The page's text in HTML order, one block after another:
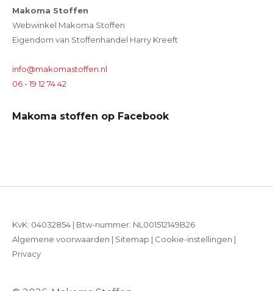
Makoma Stoffen
Webwinkel Makoma Stoffen
Eigendom van Stoffenhandel Harry Kreeft
info@makomastoffen.nl
06 - 19 12 74 42
Makoma stoffen op Facebook
KvK: 04032854 | Btw-nummer: NL001512149B26
Algemene voorwaarden | Sitemap | Cookie-instellingen |
Privacy